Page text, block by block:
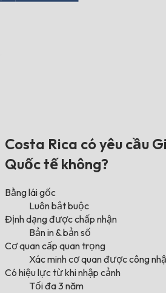
Costa Rica có yêu cầu
Quốc tế không?
Bằng lái gốc
Luôn bắt buộc
Định dạng được chấp nhận
Bản in & bản số
Cơ quan cấp quan trọng
Xác minh cơ quan được công
Có hiệu lực từ khi nhập cảnh
Tối đa 3 năm